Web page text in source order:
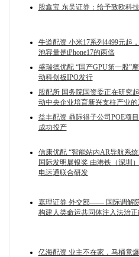
股鑫宝 东吴证券：给予致欧科
牛道配资 小米17系列4499元起
池容量是iPhone17的两倍
盛瑞德优配 “国产GPU第一股”
动科创板IPO发行
股配所 国务院国资委正在研究
动中央企业培育新兴支柱产业
益丰配资 鼎际得子公司POE项
成功投产
信康优配 “智能站内AR导航系
国际发明展银奖 由港铁（深圳
电运通联合研发
嘉理证券 外交部—— 国际调解
构建人类命运共同体注入法治正
亿海配资 业主不在家，马桶竟